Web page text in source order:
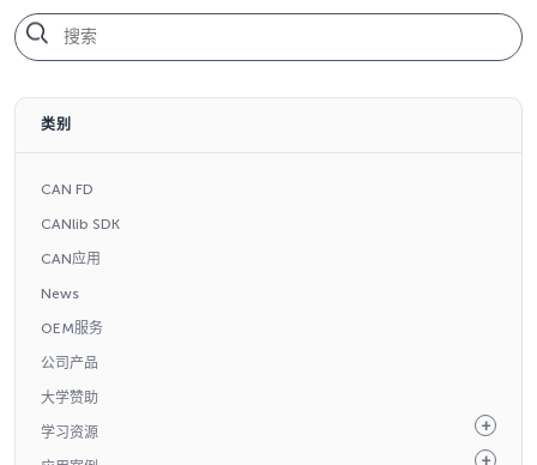
类别
CAN FD
CANlib SDK
CAN应用
News
OEM服务
公司产品
大学赞助
学习资源